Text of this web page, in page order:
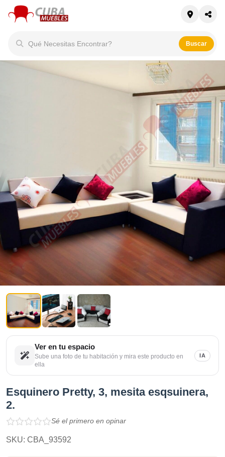
Qué Necesitas Encontrar? Buscar
Ver en tu espacio
Sube una foto de tu habitación y mira este producto en
ella
IA
Esquinero Pretty, 3, mesita esqsuinera,
2.
Sé el primero en opinar
SKU: CBA_93592